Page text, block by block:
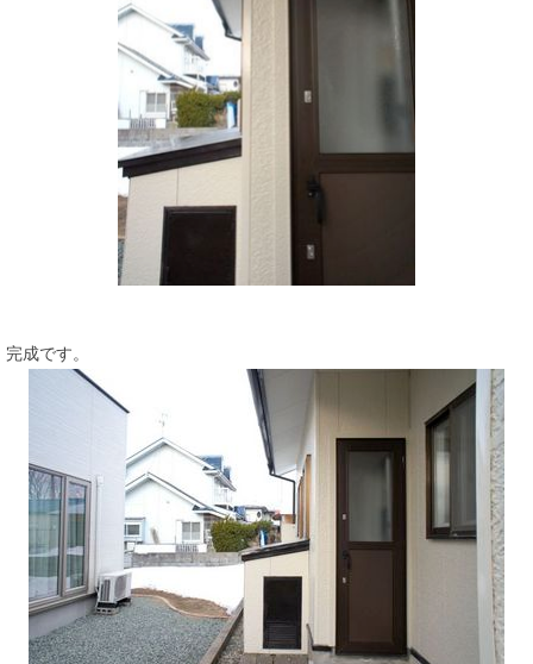
完成です。